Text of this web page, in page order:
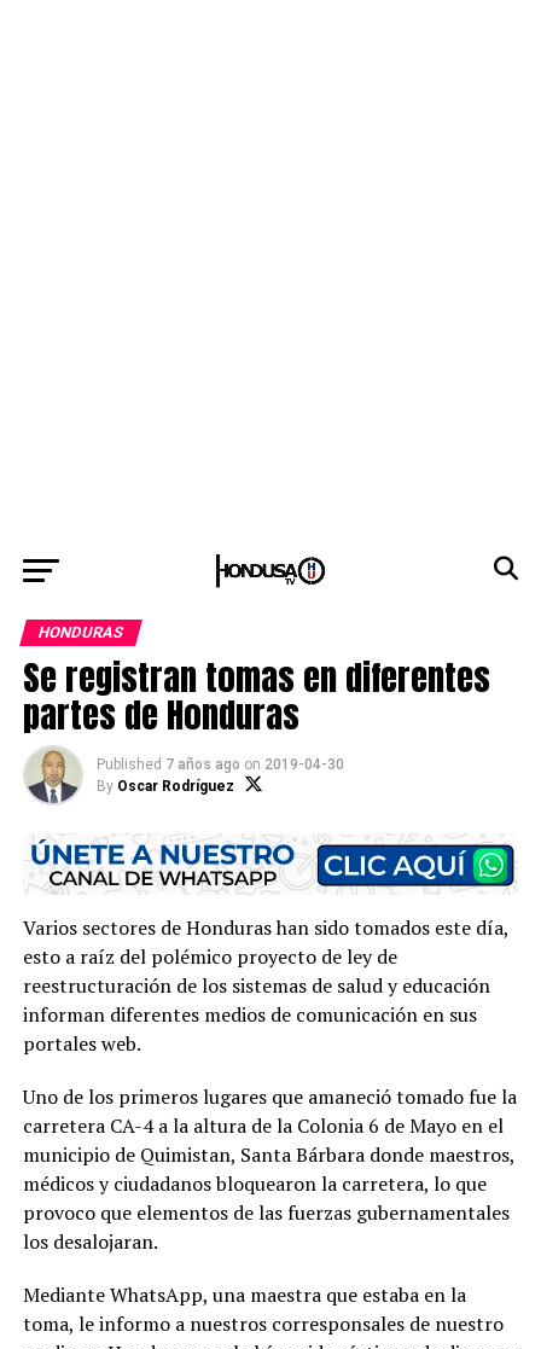
HONDURAS
Se registran tomas en diferentes
partes de Honduras
Published 7 años ago on 2019-04-30
By Oscar Rodríguez
Varios sectores de Honduras han sido tomados este día,
esto a raíz del polémico proyecto de ley de
reestructuración de los sistemas de salud y educación
informan diferentes medios de comunicación en sus
portales web.
Uno de los primeros lugares que amaneció tomado fue la
carretera CA-4 a la altura de la Colonia 6 de Mayo en el
municipio de Quimistan, Santa Bárbara donde maestros,
médicos y ciudadanos bloquearon la carretera, lo que
provoco que elementos de las fuerzas gubernamentales
los desalojaran.
Mediante WhatsApp, una maestra que estaba en la
toma, le informo a nuestros corresponsales de nuestro